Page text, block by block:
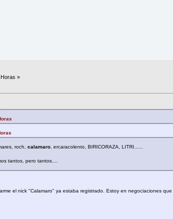
»
roch, calamaro, ercaracolento, BIRICORAZA, LITRI......
tantos, pero tantos....
el nick "Calamaro" ya estaba registrado. Estoy en negociaciones